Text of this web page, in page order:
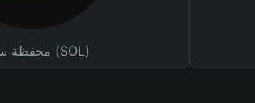
محفظة سولانا (SOL)